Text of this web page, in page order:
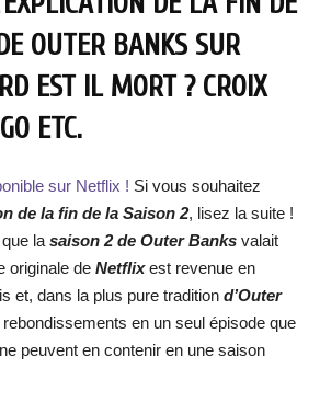
OUTER BANKS SUR
EST IL MORT ? CROIX
ETC.
sur Netflix ! Si vous souhaitez
de la fin de la Saison 2, lisez la suite !
la saison 2 de Outer Banks valait
originale de Netflixest revenue en
et, dans la plus pure tradition d’Outer
en un seul épisode que
peuvent en contenir en une saison